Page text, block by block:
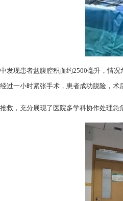
发现患者盆腹腔积血约2500毫升，情
过一小时紧张手术，患者成功脱险，术
救，充分展现了医院多学科协作处理急